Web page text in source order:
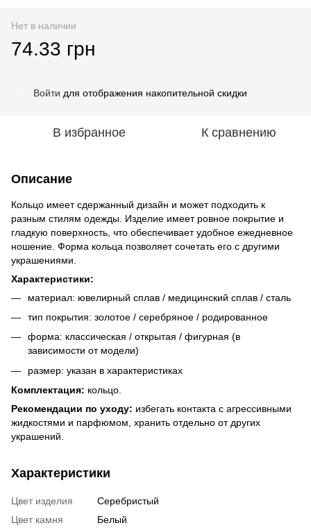
Нет в наличии
74.33 грн
Войти для отображения накопительной скидки
В избранное К сравнению
Описание
Кольцо имеет сдержанный дизайн и может подходить к
разным стилям одежды. Изделие имеет ровное покрытие и
гладкую поверхность, что обеспечивает удобное ежедневное
ношение. Форма кольца позволяет сочетать его с другими
украшениями.
Характеристики:
материал: ювелирный сплав / медицинский сплав / сталь
тип покрытия: золотое / серебряное / родированное
форма: классическая / открытая / фигурная (в
зависимости от модели)
размер: указан в характеристиках
Комплектация: кольцо.
Рекомендации по уходу: избегать контакта с агрессивными
жидкостями и парфюмом, хранить отдельно от других
украшений.
Характеристики
Цвет изделия
Серебристый
Цвет камня
Белый